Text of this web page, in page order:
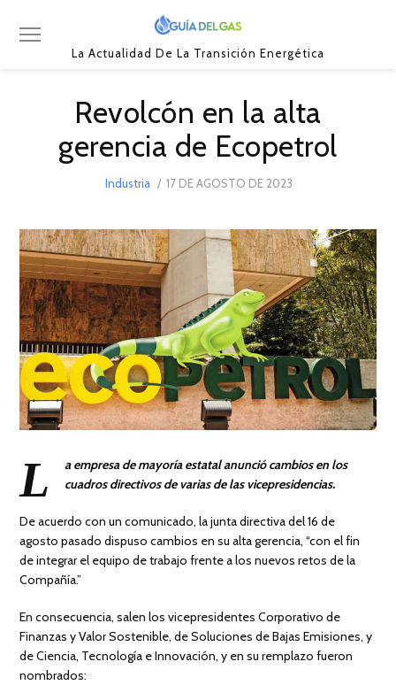
La Actualidad De La Transición Energética
Revolcón en la alta
gerencia de Ecopetrol
Industria
POSTED
17 DE AGOSTO DE 2023
DE
2023
L
a empresa de mayoría estatal anunció cambios en los
cuadros directivos de varias de las vicepresidencias.
De acuerdo con un comunicado, la junta directiva del 16 de
agosto pasado dispuso cambios en su alta gerencia, “con el fin
de integrar el equipo de trabajo frente a los nuevos retos de la
Compañía.”
En consecuencia, salen los vicepresidentes Corporativo de
Finanzas y Valor Sostenible, de Soluciones de Bajas Emisiones, y
de Ciencia, Tecnología e Innovación, y en su remplazo fueron
nombrados: